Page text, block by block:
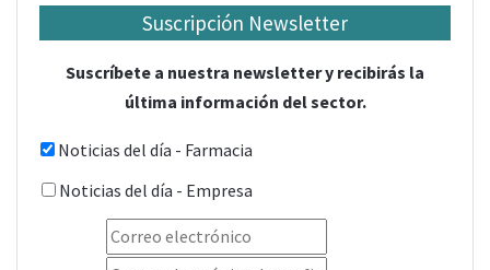
Suscripción Newsletter
Suscríbete a nuestra newsletter y recibirás la
última información del sector.
Noticias del día - Farmacia
Noticias del día - Empresa